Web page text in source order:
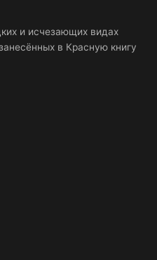
и исчезающих видах
в Красную книгу